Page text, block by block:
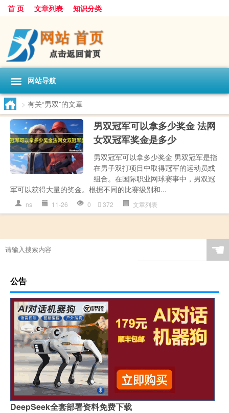
首 页 文章列表 知识分类
网站导航
> 有关“男双”的文章
男双冠军可以拿多少奖金 法网
女双冠军奖金是多少
男双冠军可以拿多少奖金 男双冠军是指
在男子双打项目中取得冠军的运动员或
组合。在国际职业网球赛事中，男双冠
军可以获得大量的奖金。根据不同的比赛级别和...
ns 11-26 0 372 文章列表
☚
公告
DeepSeek全套部署资料免费下载